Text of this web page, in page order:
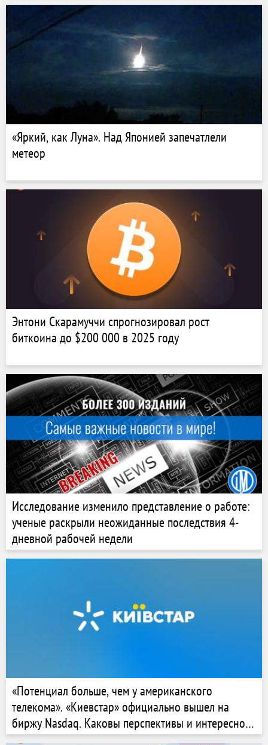
«Яркий, как Луна». Над Японией запечатлели
метеор
Энтони Скарамуччи спрогнозировал рост
биткоина до $200 000 в 2025 году
Исследование изменило представление о работе:
ученые раскрыли неожиданные последствия 4-
дневной рабочей недели
«Потенциал больше, чем у американского
телекома». «Киевстар» официально вышел на
биржу Nasdaq. Каковы перспективы и интересно
ли это инвесторам из Украины